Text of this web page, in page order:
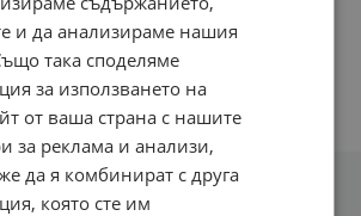
и да анализираме нашия
така споделяме
за използването на
от ваша страна с нашите
за реклама и анализи,
да я комбинират с друга
която сте им